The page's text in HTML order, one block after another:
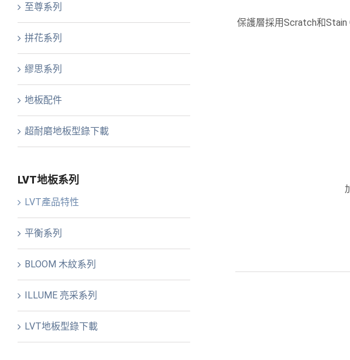
保護層採用Scratch和
至尊系列
拼花系列
繆思系列
地板配件
超耐磨地板型錄下載
LVT地板系列
LVT產品特性
平衡系列
BLOOM 木紋系列
ILLUME 亮采系列
LVT地板型錄下載